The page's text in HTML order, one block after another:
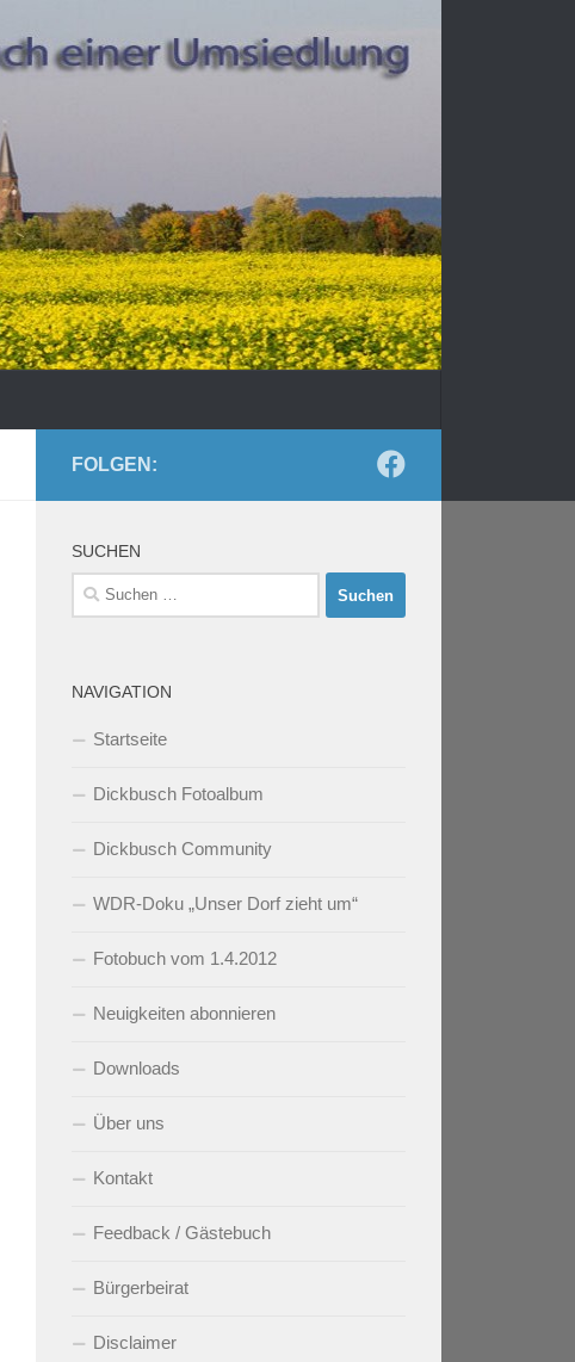
FOLGEN:
SUCHEN
Suchen
nach:
NAVIGATION
Startseite
Dickbusch Fotoalbum
Dickbusch Community
WDR-Doku „Unser Dorf zieht um“
Fotobuch vom 1.4.2012
Neuigkeiten abonnieren
Downloads
Über uns
Kontakt
Feedback / Gästebuch
Bürgerbeirat
Disclaimer